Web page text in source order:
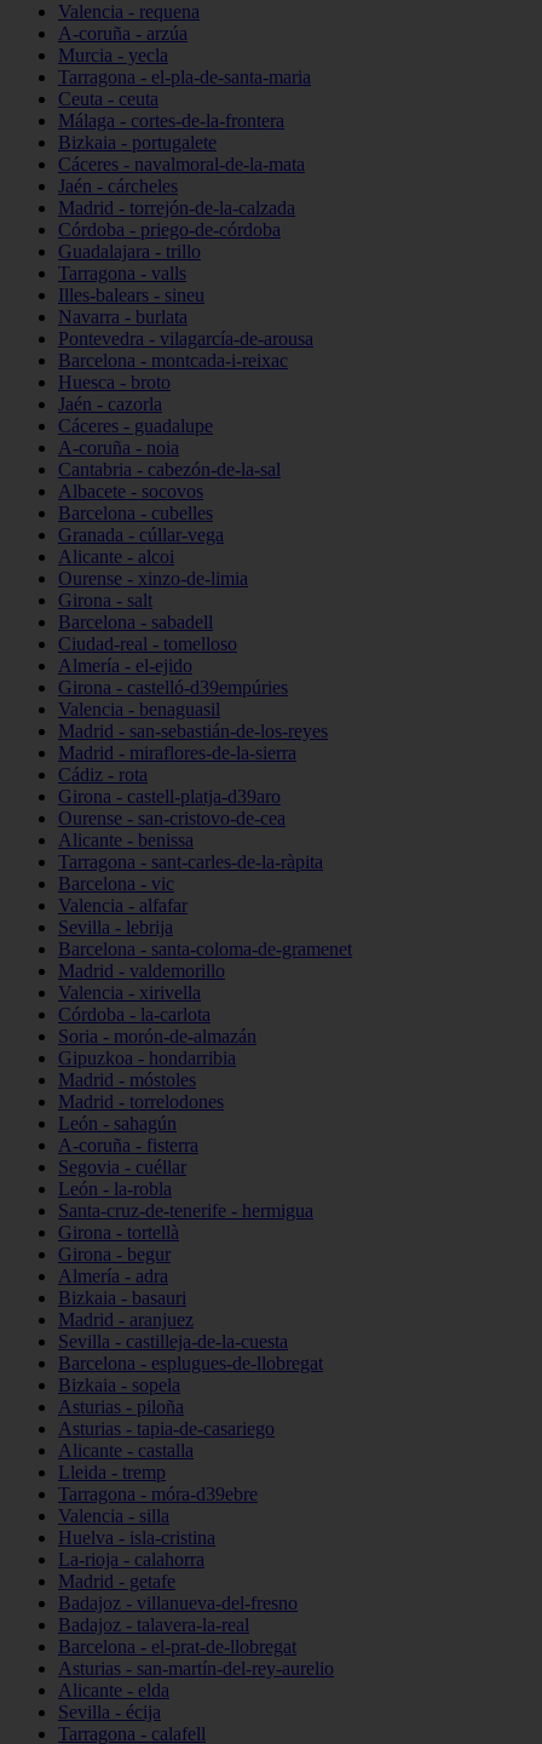
Valencia - requena
A-coruña - arzúa
Murcia - yecla
Tarragona - el-pla-de-santa-maria
Ceuta - ceuta
Málaga - cortes-de-la-frontera
Bizkaia - portugalete
Cáceres - navalmoral-de-la-mata
Jaén - cárcheles
Madrid - torrejón-de-la-calzada
Córdoba - priego-de-córdoba
Guadalajara - trillo
Tarragona - valls
Illes-balears - sineu
Navarra - burlata
Pontevedra - vilagarcía-de-arousa
Barcelona - montcada-i-reixac
Huesca - broto
Jaén - cazorla
Cáceres - guadalupe
A-coruña - noia
Cantabria - cabezón-de-la-sal
Albacete - socovos
Barcelona - cubelles
Granada - cúllar-vega
Alicante - alcoi
Ourense - xinzo-de-limia
Girona - salt
Barcelona - sabadell
Ciudad-real - tomelloso
Almería - el-ejido
Girona - castelló-d39empúries
Valencia - benaguasil
Madrid - san-sebastián-de-los-reyes
Madrid - miraflores-de-la-sierra
Cádiz - rota
Girona - castell-platja-d39aro
Ourense - san-cristovo-de-cea
Alicante - benissa
Tarragona - sant-carles-de-la-ràpita
Barcelona - vic
Valencia - alfafar
Sevilla - lebrija
Barcelona - santa-coloma-de-gramenet
Madrid - valdemorillo
Valencia - xirivella
Córdoba - la-carlota
Soria - morón-de-almazán
Gipuzkoa - hondarribia
Madrid - móstoles
Madrid - torrelodones
León - sahagún
A-coruña - fisterra
Segovia - cuéllar
León - la-robla
Santa-cruz-de-tenerife - hermigua
Girona - tortellà
Girona - begur
Almería - adra
Bizkaia - basauri
Madrid - aranjuez
Sevilla - castilleja-de-la-cuesta
Barcelona - esplugues-de-llobregat
Bizkaia - sopela
Asturias - piloña
Asturias - tapia-de-casariego
Alicante - castalla
Lleida - tremp
Tarragona - móra-d39ebre
Valencia - silla
Huelva - isla-cristina
La-rioja - calahorra
Madrid - getafe
Badajoz - villanueva-del-fresno
Badajoz - talavera-la-real
Barcelona - el-prat-de-llobregat
Asturias - san-martín-del-rey-aurelio
Alicante - elda
Sevilla - écija
Tarragona - calafell